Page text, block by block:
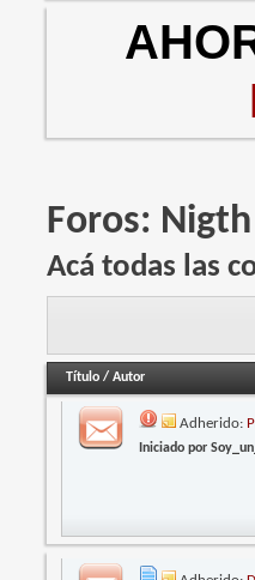
Foros:
Acá todas las
Título /Autor
Adherido:
Iniciado por